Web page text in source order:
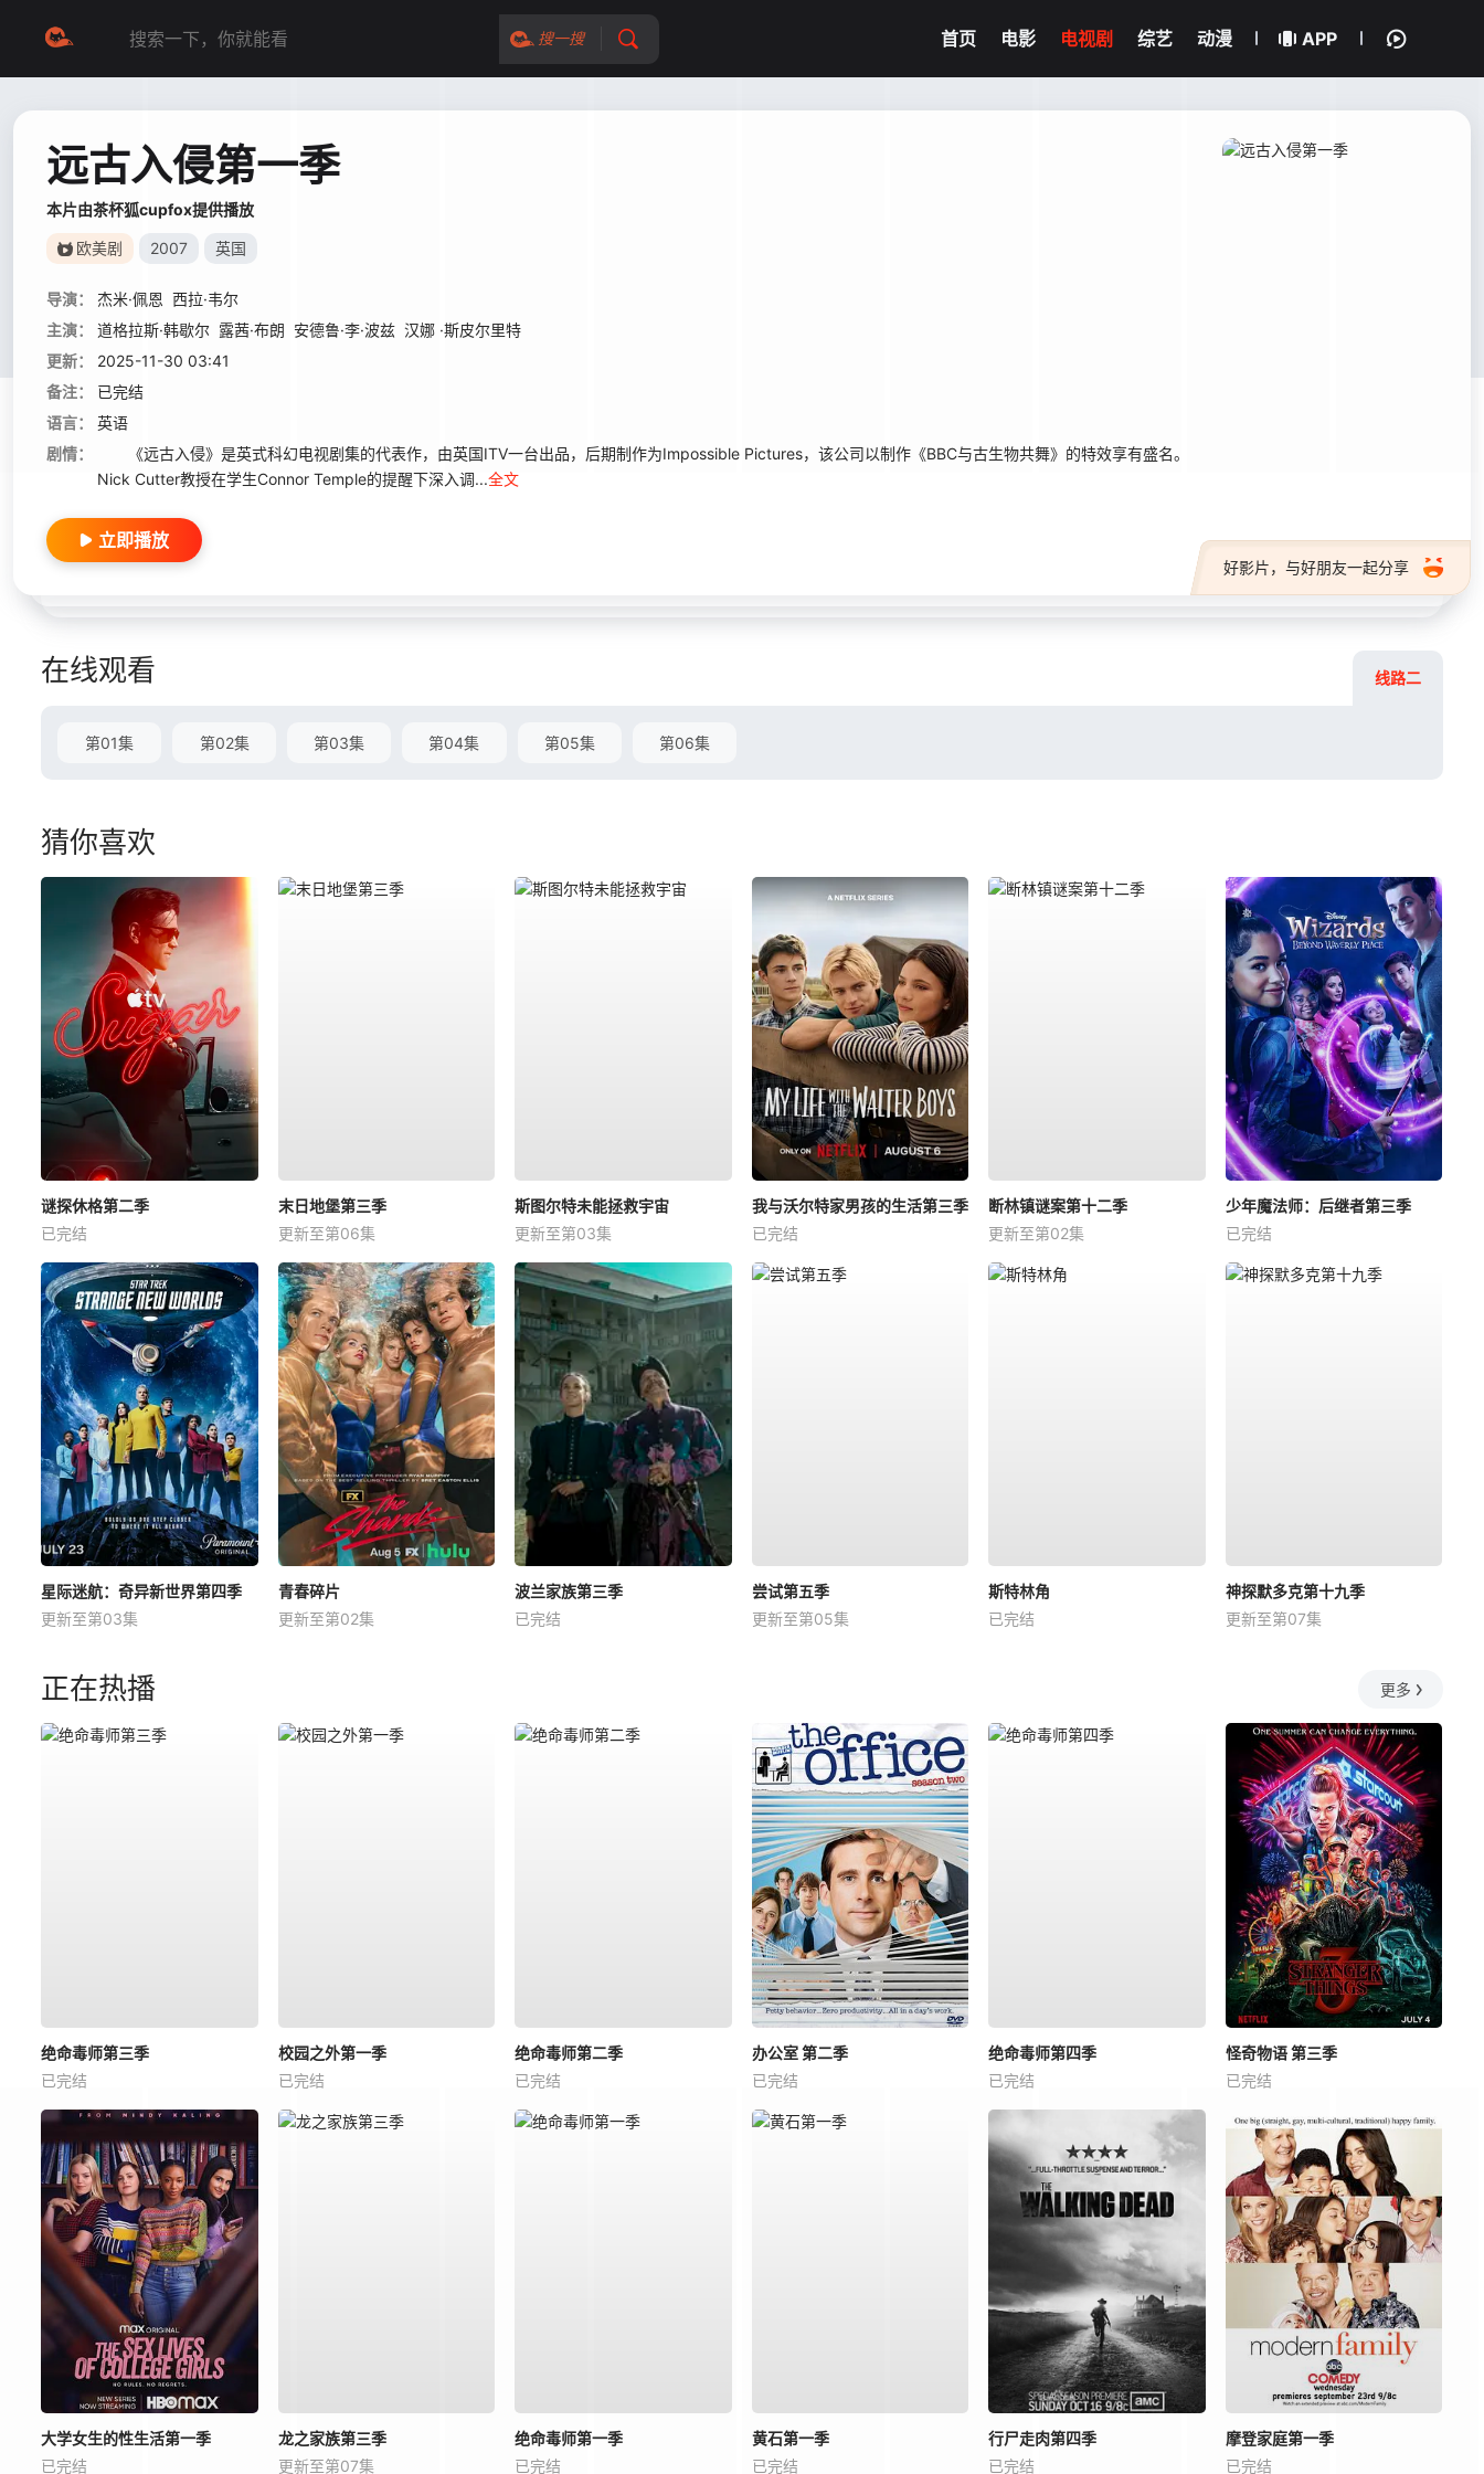
搜一搜 首页 电影 电视剧 综艺 动漫 APP
远古入侵第一季
本片由茶杯狐cupfox提供播放
欧美剧 2007 英国
导演： 杰米·佩恩 西拉·韦尔
主演：
道格拉斯·韩歇尔 露茜·布朗 安德鲁·李·波兹 汉娜 ·斯皮尔里特
更新：
2025-11-30 03:41
备注：
已完结
语言：
英语
剧情：
《远古入侵》是英式科幻电视剧集的代表作，由英国ITV一台出品，后期制作为Impossible Pictures，该公司以制作《BBC与古生物共舞》的特效享有盛名。
Nick Cutter教授在学生Connor Temple的提醒下深入调...全文
好影片，与好朋友一起分享
立即播放
在线观看 线路二
第01集 第02集 第03集 第04集 第05集 第06集
猜你喜欢
谜探休格第二季
已完结
末日地堡第三季
更新至第06集
斯图尔特未能拯救宇宙
更新至第03集
我与沃尔特家男孩的生活第三季
已完结
断林镇谜案第十二季
更新至第02集
少年魔法师：后继者第三季
已完结
星际迷航：奇异新世界第四季
更新至第03集
青春碎片
更新至第02集
波兰家族第三季
已完结
尝试第五季
更新至第05集
斯特林角
已完结
神探默多克第十九季
更新至第07集
正在热播 更多
绝命毒师第三季
已完结
校园之外第一季
已完结
绝命毒师第二季
已完结
办公室 第二季
已完结
绝命毒师第四季
已完结
怪奇物语 第三季
已完结
大学女生的性生活第一季
已完结
龙之家族第三季
更新至第07集
绝命毒师第一季
已完结
黄石第一季
已完结
行尸走肉第四季
已完结
摩登家庭第一季
已完结